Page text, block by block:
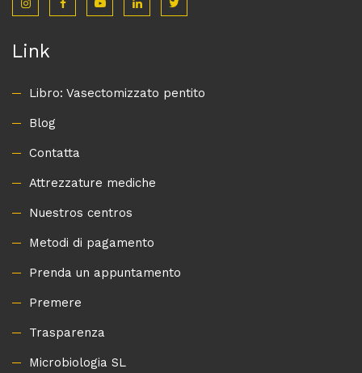
Link
Libro: Vasectomizzato pentito
Blog
Contatta
Attrezzature mediche
Nuestros centros
Metodi di pagamento
Prenda un appuntamento
Premere
Trasparenza
Microbiologia SL